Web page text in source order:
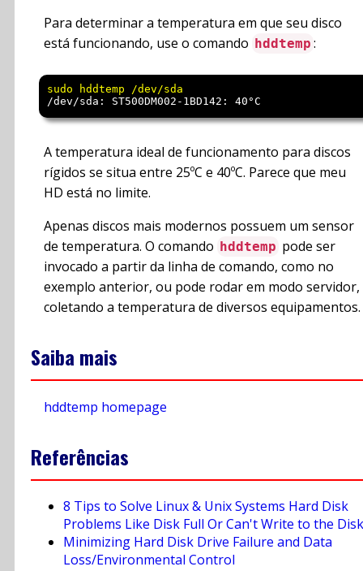
Para determinar a temperatura em que seu disco
está funcionando, use o comando hddtemp :
/dev/sda: ST500DM002-1BD142: 40°C
A temperatura ideal de funcionamento para discos
rígidos se situa entre 25ºC e 40ºC. Parece que meu
HD está no limite.
Apenas discos mais modernos possuem um sensor
de temperatura. O comando hddtemp pode ser
invocado a partir da linha de comando, como no
exemplo anterior, ou pode rodar em modo servidor,
coletando a temperatura de diversos equipamentos.
Saiba mais
hddtemp homepage
Referências
8 Tips to Solve Linux & Unix Systems Hard Disk
Problems Like Disk Full Or Can't Write to the Disk
Minimizing Hard Disk Drive Failure and Data
Loss/Environmental Control